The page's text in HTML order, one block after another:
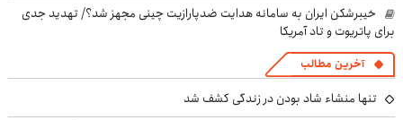
خیبرشکن ایران به سامانه هدایت ضدپارازیت چینی مجهز شد؟/ تهدید جدی
برای پاتریوت و تاد آمریکا
آخرین مطالب
تنها منشاء شاد بودن در زندگی کشف شد